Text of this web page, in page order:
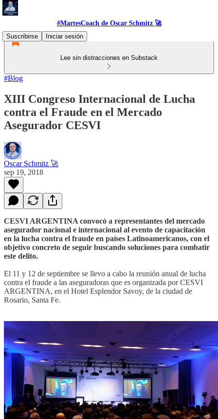
#MartesCoach de Oscar Schmitz 🚀
Suscribirse
Iniciar sesión
Lee sin distracciones en Substack
#Blog
XIII Congreso Internacional de Lucha
contra el Fraude en el Mercado
Asegurador CESVI
Oscar Schmitz 🚀
sep 19, 2018
CESVI ARGENTINA convocó a representantes del mercado
asegurador nacional e internacional al evento de capacitación
en la lucha contra el fraude en países Latinoamericanos, con el
objetivo concreto de seguir buscando soluciones para combatir
este delito.
El 11 y 12 de septiembre se llevo a cabo la reunión anual de lucha
contra el fraude a las aseguradoras que es organizada por CESVI
ARGENTINA, en el Hotel Esplendor Savoy, de la ciudad de
Rosario, Santa Fe.